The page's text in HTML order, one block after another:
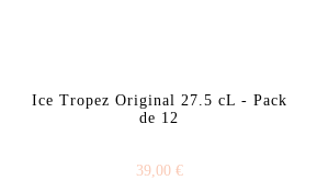
Ice Tropez Original 27.5 cL - Pack
de 12
39,00 €